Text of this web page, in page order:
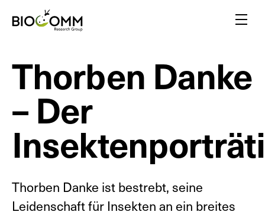
Menu
Erstaunliche Bestäuber
Blutrünstige Stechmücken
Freunde oder Feinde?
Inspiriert von Insekten
Ein Flair für Insekten
Gelbe Biotechnologie
Insektenvielfalt
Thorben Danke
– Der
Thorben Danke ist bestrebt, seine
Leidenschaft für Insekten an ein breites